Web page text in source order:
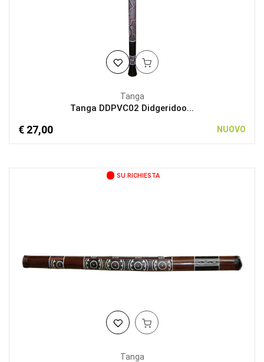
Tanga
Tanga DDPVC02 Didgeridoo...
€ 27,00 NUOVO
SU RICHIESTA
Tanga